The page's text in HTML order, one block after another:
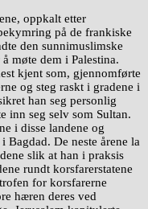
oppkalt etter
på de frankiske
den sunnimuslimske
møte dem i Palestina.
kjent som, gjennomførte
og steg raskt i gradene i
han seg personlig
inn seg selv som Sultan.
i disse landene og
Bagdad. De neste årene la
slik at han i praksis
rundt korsfarerstatene
for korsfarerne
hæren deres ved